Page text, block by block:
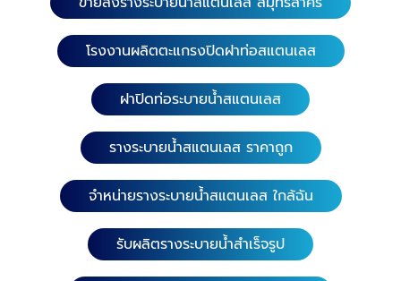
โรงงานผลิตตะแกรงปิดฝาท่อสแตนเลส
ฝาปิดท่อระบายน้ำสแตนเลส
รางระบายน้ำสแตนเลส ราคาถูก
จำหน่ายรางระบายน้ำสแตนเลส ใกล้ฉัน
รับผลิตรางระบายน้ำสำเร็จรูป